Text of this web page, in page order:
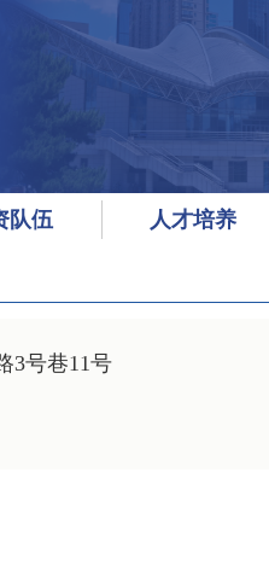
队伍 人才培养
号巷11号